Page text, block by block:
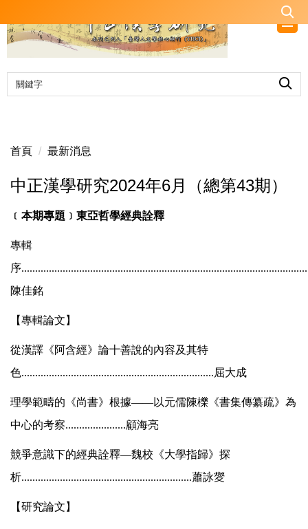
到
主
要
內
容
首頁 最新消息
中正漢學研究2024年6月（總第43期）
﹝本期專題﹞東亞哲學經典詮釋
專輯
序.............................................................
陳佳銘
【專輯論文】
從漢譯《阿含經》論十善說的內容及其特
色......................................................................屈大成
理學範疇的《尚書》根據——以元儒陳櫟《書集傳纂疏》為
中心的考察......................顧海亮
競爭意識下的經典詮釋―魏校《大學指歸》探
析..............................................................蕭詠夑
【研究論文】